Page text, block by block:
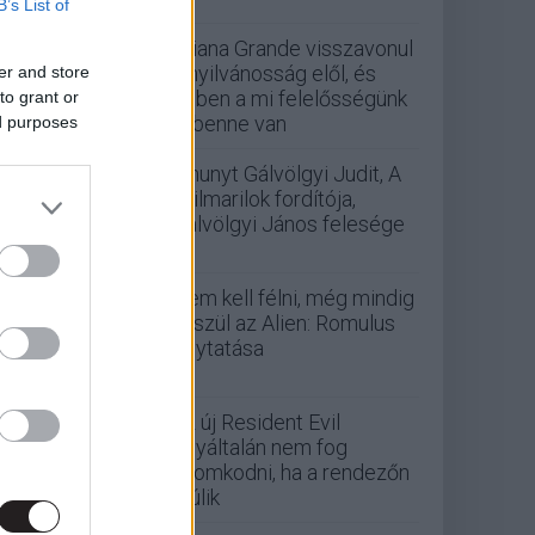
List of
and store
grant or
purposes
Ariana Grande visszavonul
a nyilvánosság elől, és
ebben a mi felelősségünk
is benne van
Elhunyt Gálvölgyi Judit, A
szilmarilok fordítója,
Gálvölgyi János felesége
Nem kell félni, még mindig
készül az Alien: Romulus
folytatása
Az új Resident Evil
egyáltalán nem fog
finomkodni, ha a rendezőn
múlik